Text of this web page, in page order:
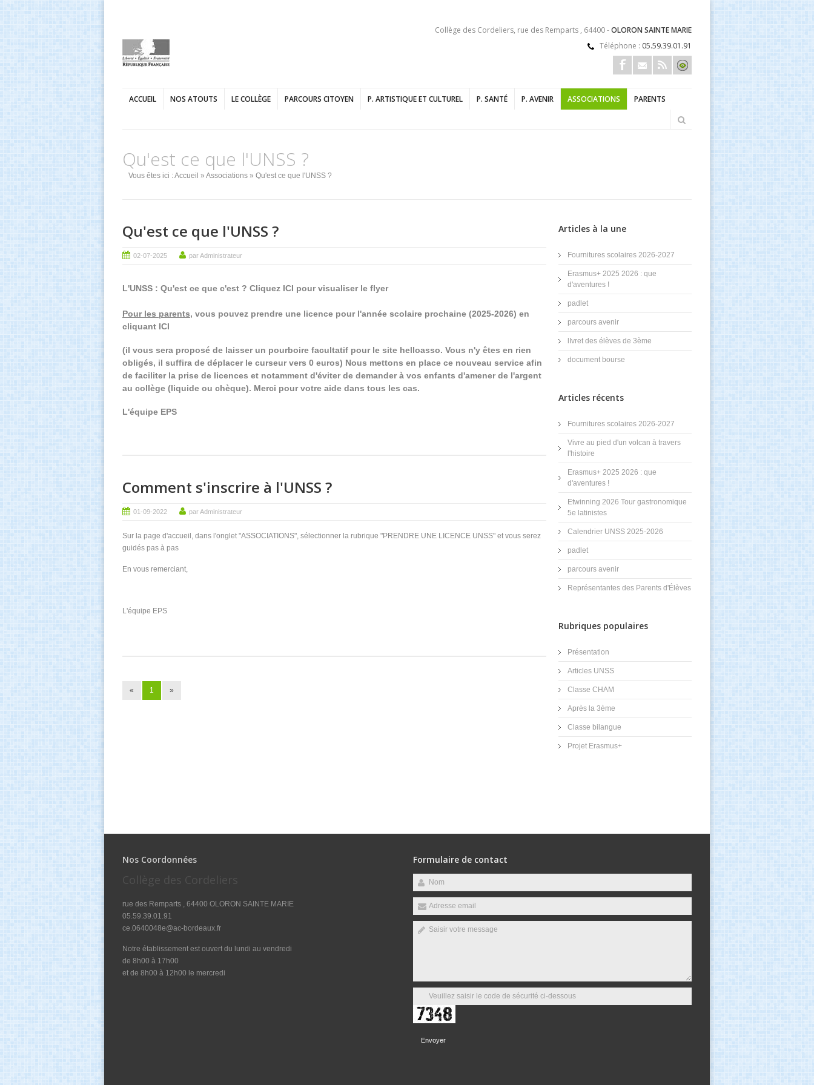
Collège des Cordeliers, rue des Remparts , 64400 -OLORON SAINTE MARIE
Téléphone : 05.59.39.01.91
ACCUEIL NOS ATOUTS LE COLLÈGE PARCOURS CITOYEN P. ARTISTIQUE ET CULTUREL P. SANTÉ P. AVENIR ASSOCIATIONS PARENTS
Qu'est ce que l'UNSS ?
Vous êtes ici :Accueil » Associations » Qu'est ce que l'UNSS ?
Qu'est ce que l'UNSS ?
02-07-2025 par Administrateur
L'UNSS : Qu'est ce que c'est ? Cliquez ICI pour visualiser le flyer
Pour les parents, vous pouvez prendre une licence pour l'année scolaire prochaine (2025-2026) en
cliquant ICI
(il vous sera proposé de laisser un pourboire facultatif pour le site helloasso. Vous n'y êtes en rien
obligés, il suffira de déplacer le curseur vers 0 euros) Nous mettons en place ce nouveau service afin
de faciliter la prise de licences et notamment d'éviter de demander à vos enfants d'amener de l'argent
au collège (liquide ou chèque). Merci pour votre aide dans tous les cas.
L'équipe EPS
Comment s'inscrire à l'UNSS ?
01-09-2022 par Administrateur
Sur la page d'accueil, dans l'onglet "ASSOCIATIONS", sélectionner la rubrique "PRENDRE UNE LICENCE UNSS" et vous serez
guidés pas à pas
En vous remerciant,
L'équipe EPS
« 1 »
Articles à la une
Fournitures scolaires 2026-2027
Erasmus+ 2025 2026 : que
d'aventures !
padlet
parcours avenir
lIvret des élèves de 3ème
document bourse
Articles récents
Fournitures scolaires 2026-2027
Vivre au pied d'un volcan à travers
l'histoire
Erasmus+ 2025 2026 : que
d'aventures !
Etwinning 2026 Tour gastronomique
5e latinistes
Calendrier UNSS 2025-2026
padlet
parcours avenir
Représentantes des Parents d'Élèves
Rubriques populaires
Présentation
Articles UNSS
Classe CHAM
Après la 3ème
Classe bilangue
Projet Erasmus+
Nos Coordonnées
Collège des Cordeliers
rue des Remparts , 64400 OLORON SAINTE MARIE
05.59.39.01.91
ce.0640048e@ac-bordeaux.fr
Notre établissement est ouvert du lundi au vendredi
de 8h00 à 17h00
et de 8h00 à 12h00 le mercredi
Formulaire de contact
Envoyer